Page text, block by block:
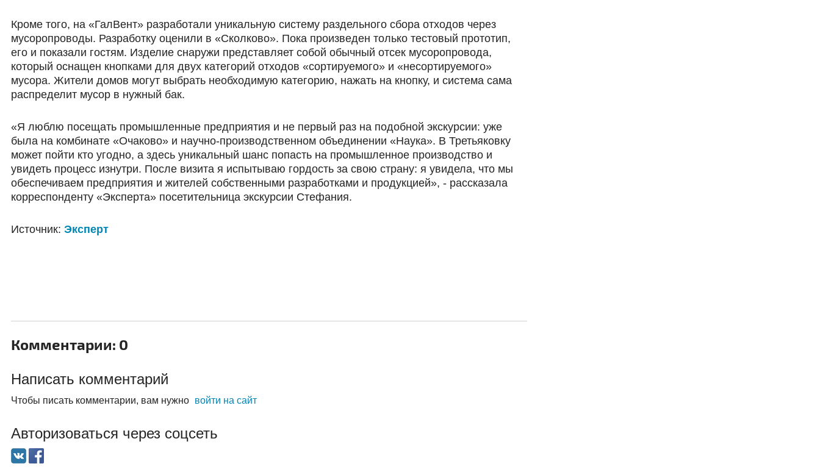
Кроме того, на «ГалВент» разработали уникальную систему раздельного сбора отходов через
мусоропроводы. Разработку оценили в «Сколково». Пока произведен только тестовый прототип,
его и показали гостям. Изделие снаружи представляет собой обычный отсек мусоропровода,
который оснащен кнопками для двух категорий отходов «сортируемого» и «несортируемого»
мусора. Жители домов могут выбрать необходимую категорию, нажать на кнопку, и система сама
распределит мусор в нужный бак.
«Я люблю посещать промышленные предприятия и не первый раз на подобной экскурсии: уже
была на комбинате «Очаково» и научно-производственном объединении «Наука». В Третьяковку
может пойти кто угодно, а здесь уникальный шанс попасть на промышленное производство и
увидеть процесс изнутри. После визита я испытываю гордость за свою страну: я увидела, что мы
обеспечиваем предприятия и жителей собственными разработками и продукцией», - рассказала
корреспонденту «Эксперта» посетительница экскурсии Стефания.
Источник:Эксперт
Комментарии: 0
Написать комментарий
Чтобы писать комментарии, вам нужно войти на сайт
Авторизоваться через соцсеть